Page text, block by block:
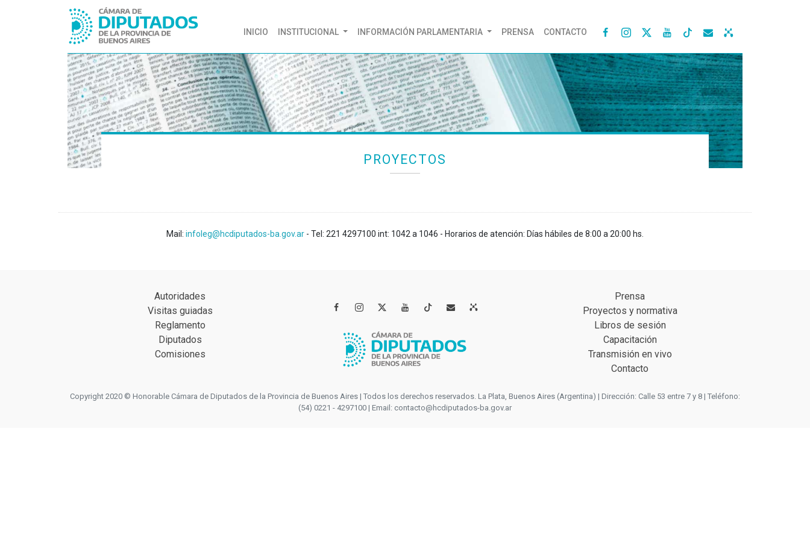
INICIO (CURRENT)
INSTITUCIONAL INFORMACIÓN PARLAMENTARIA PRENSA CONTACTO    
PROYECTOS
Mail: infoleg@hcdiputados-ba.gov.ar - Tel: 221 4297100 int: 1042 a 1046 - Horarios de atención: Días hábiles de 8:00 a 20:00 hs.
Autoridades
Visitas guiadas
Reglamento
Diputados
Comisiones
   
Prensa
Proyectos y normativa
Libros de sesión
Capacitación
Transmisión en vivo
Contacto
Copyright 2020 © Honorable Cámara de Diputados de la Provincia de Buenos Aires | Todos los derechos reservados. La Plata, Buenos Aires (Argentina) | Dirección: Calle 53 entre 7 y 8 | Teléfono:
(54) 0221 - 4297100 | Email: contacto@hcdiputados-ba.gov.ar